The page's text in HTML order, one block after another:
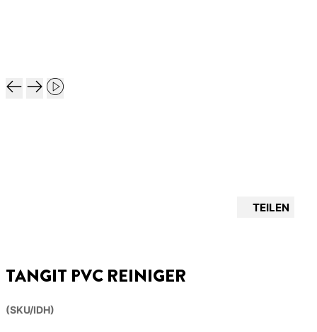
TEILEN
TANGIT PVC REINIGER
(SKU/IDH)